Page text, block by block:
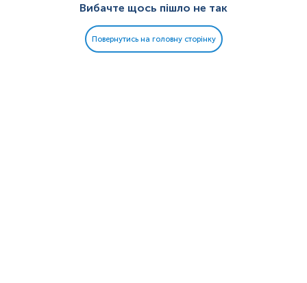
Вибачте щось пішло не так
Повернутись на головну сторінку